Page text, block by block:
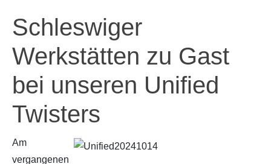
Schleswiger
Werkstätten zu Gast
bei unseren Unified
Twisters
Am
vergangenen